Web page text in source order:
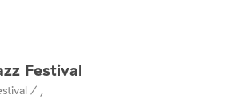
Festival
/ ,